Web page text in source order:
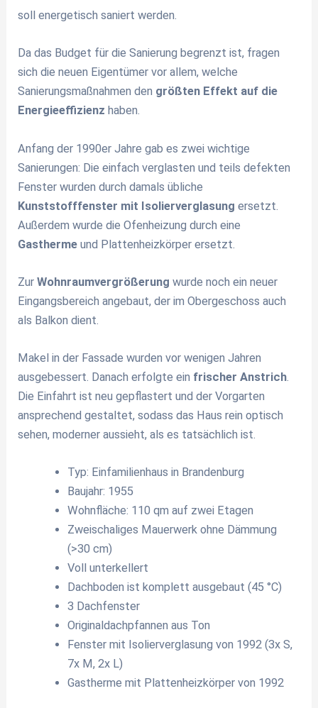
soll energetisch saniert werden.
Da das Budget für die Sanierung begrenzt ist, fragen
sich die neuen Eigentümer vor allem, welche
Sanierungsmaßnahmen den größten Effekt auf die
Energieeffizienz haben.
Anfang der 1990er Jahre gab es zwei wichtige
Sanierungen: Die einfach verglasten und teils defekten
Fenster wurden durch damals übliche
Kunststofffenster mit Isolierverglasung ersetzt.
Außerdem wurde die Ofenheizung durch eine
Gastherme und Plattenheizkörper ersetzt.
ZurWohnraumvergrößerung wurde noch ein neuer
Eingangsbereich angebaut, der im Obergeschoss auch
als Balkon dient.
Makel in der Fassade wurden vor wenigen Jahren
ausgebessert. Danach erfolgte ein frischer Anstrich.
Die Einfahrt ist neu gepflastert und der Vorgarten
ansprechend gestaltet, sodass das Haus rein optisch
sehen, moderner aussieht, als es tatsächlich ist.
Typ: Einfamilienhaus in Brandenburg
Baujahr: 1955
Wohnfläche: 110 qm auf zwei Etagen
Zweischaliges Mauerwerk ohne Dämmung
(>30 cm)
Voll unterkellert
Dachboden ist komplett ausgebaut (45 °C)
3 Dachfenster
Originaldachpfannen aus Ton
Fenster mit Isolierverglasung von 1992 (3x S,
7x M, 2x L)
Gastherme mit Plattenheizkörper von 1992